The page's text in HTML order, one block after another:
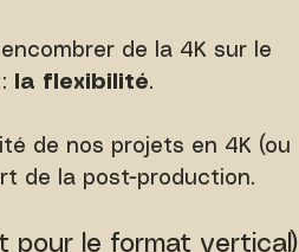
de la 4K sur le
la flexibilité.
de nos projets en 4K (ou
de la post-production.
pour le format vertical)